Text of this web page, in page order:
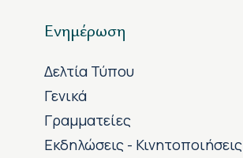
Ενημέρωση
Δελτία Τύπου
Γενικά
Γραμματείες
Εκδηλώσεις - Κινητοποιήσεις